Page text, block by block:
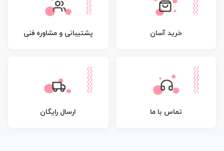
خرید آسان پشتیبانی و مشاوره فنی
تماس با ما ارسال رایگان